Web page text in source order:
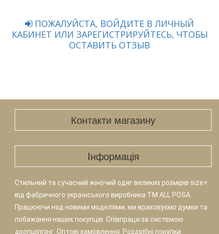
ПОЖАЛУЙСТА, ВОЙДИТЕ В ЛИЧНЫЙ
КАБИНЕТ ИЛИ ЗАРЕГИСТРИРУЙТЕСЬ, ЧТОБЫ
ОСТАВИТЬ ОТЗЫВ
Контакти магазину
Iнформація
Стильний та сучасний жіночий одяг великих розмірів size+
від фабричного українського виробника TM ALL POSA.
Працюючи над новими моделями, ми враховуємо думки та
побажання наших покупців. Співпраця за системою
дропшіппінг. Оптові замовлення. Роздрібні покупки.